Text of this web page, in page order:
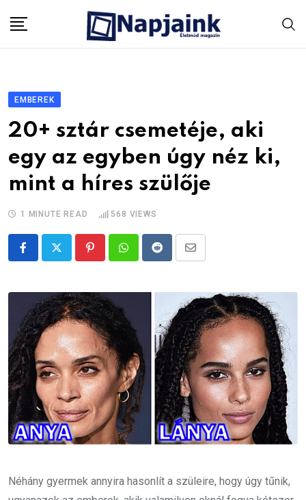
EMBEREK
20+ sztár csemetéje, aki
egy az egyben úgy néz ki,
mint a híres szülője
1 MINUTE READ 568 VIEWS
PinterestWhatsappRedditShare
Email
Néhány gyermek annyira hasonlít a szüleire, hogy úgy tűnik,